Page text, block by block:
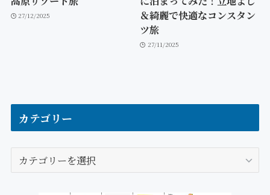
27/12/2025
＆綺麗で快適なコンスタン
ツ旅
27/11/2025
カテゴリー
テ